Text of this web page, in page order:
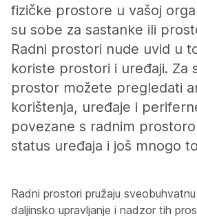
fizičke prostore u vašoj
su sobe za sastanke ili
Radni prostori nude uvid u
koriste prostori i uređaji. Za
prostor možete pregledati
korištenja, uređaje i
povezane s radnim
status uređaja i još mnogo
Radni prostori pružaju
daljinsko upravljanje i nadzor tih